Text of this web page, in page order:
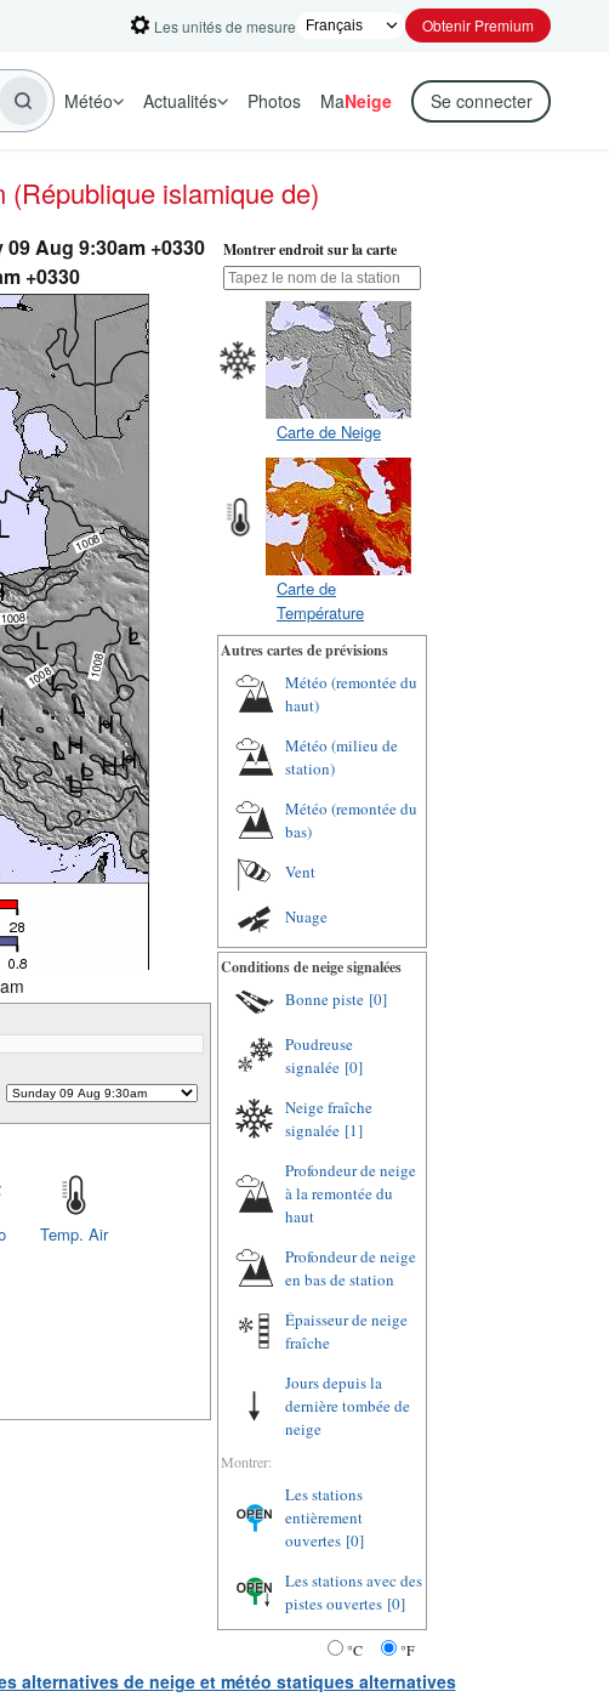
Les unités de mesure Obtenir Premium
Météo Actualités Photos MaNeige Se connecter
(République islamique de)
Aug 9:30am +0330
+0330
Temp. Air
Montrer endroit sur la carte
Carte de Neige
Carte de
Température
Autres cartes de prévisions
Météo (remontée du
haut)
Météo (milieu de
station)
Météo (remontée du
bas)
Vent
Nuage
Conditions de neige signalées
Bonne piste [0]
Poudreuse
signalée [0]
Neige fraîche
signalée [1]
Profondeur de neige
à la remontée du
haut
Profondeur de neige
en bas de station
Épaisseur de neige
fraîche
Jours depuis la
dernière tombée de
neige
Montrer:
Les stations
entièrement
ouvertes [0]
Les stations avec des
pistes ouvertes [0]
°C °F
alternatives de neige et météo statiques alternatives